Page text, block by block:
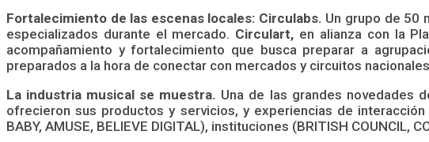
Fortalecimiento de las escenas locales: Circulabs. Un grupo de 50
especializados durante el mercado. Circulart, en alianza con la
acompañamiento y fortalecimiento que busca preparar a
preparados a la hora de conectar con mercados y circuitos
La industria musical se muestra. Una de las grandes novedades
ofrecieron sus productos y servicios, y experiencias de
BABY, AMUSE, BELIEVE DIGITAL), instituciones (BRITISH COUNCIL,